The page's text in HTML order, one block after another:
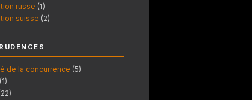
russe (1)
suisse (2)
de la concurrence (5)
(1)